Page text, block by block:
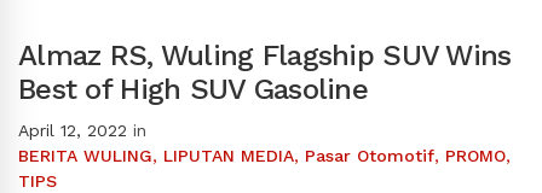
Almaz RS, Wuling Flagship SUV Wins
Best of High SUV Gasoline
April 12, 2022 in
BERITA WULING, LIPUTAN MEDIA, Pasar Otomotif, PROMO,
TIPS